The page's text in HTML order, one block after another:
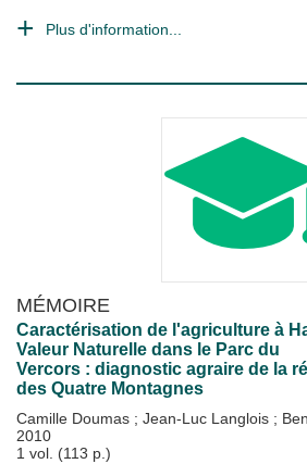
Plus d'information...
MÉMOIRE
Caractérisation de l'agriculture à
Valeur Naturelle dans le Parc du
Vercors : diagnostic agraire de la
des Quatre Montagnes
Camille Doumas ; Jean-Luc Langlois ;
2010
1 vol. (113 p.)